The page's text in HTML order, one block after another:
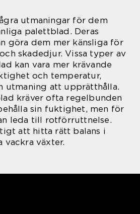
utmaningar för dem
palettblad. Deras
göra dem mer känsliga för
skadedjur. Vissa typer av
kan vara mer krävande
och temperatur,
utmaning att upprätthålla.
kräver ofta regelbunden
sin fuktighet, men för
leda till rotförruttnelse.
att hitta rätt balans i
vackra växter.